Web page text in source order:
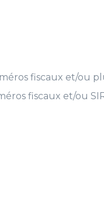
fiscaux et/ou
fiscaux et/ou